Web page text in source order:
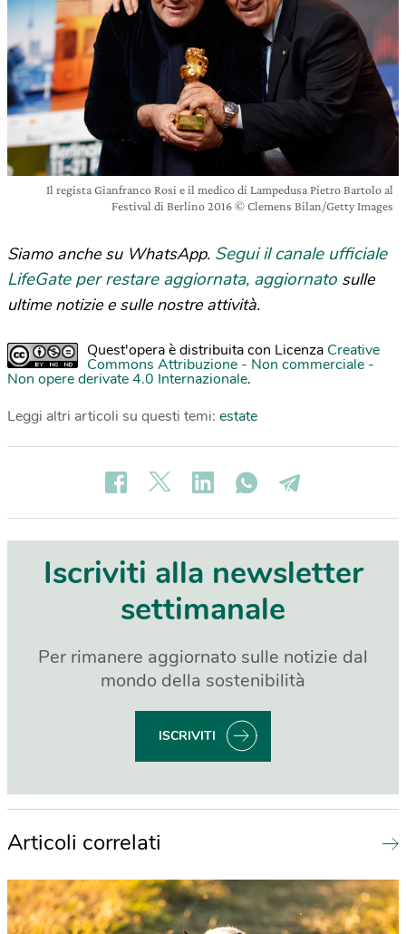
Il regista Gianfranco Rosi e il medico di Lampedusa Pietro Bartolo al
Festival di Berlino 2016 © Clemens Bilan/Getty Images
Siamo anche su WhatsApp. Segui il canale ufficiale
LifeGate per restare aggiornata, aggiornato sulle
ultime notizie e sulle nostre attività.
Quest'opera è distribuita con Licenza Creative
Commons Attribuzione - Non commerciale -
Non opere derivate 4.0 Internazionale.
Leggi altri articoli su questi temi: estate
Iscriviti alla newsletter
settimanale
Per rimanere aggiornato sulle notizie dal
mondo della sostenibilità
ISCRIVITI
Articoli correlati